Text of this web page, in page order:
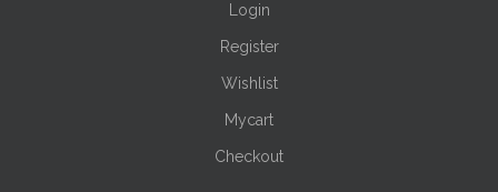
Login
Register
Wishlist
Mycart
Checkout